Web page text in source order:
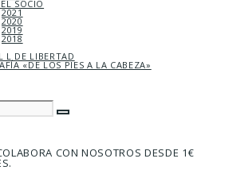
SOCIO
2021
2020
2019
2018
L DE LIBERTAD
«DE LOS PIES A LA CABEZA»
CON NOSOTROS DESDE 1€